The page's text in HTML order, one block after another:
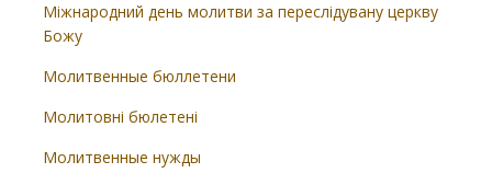
Міжнародний день молитви за переслідувану церкву
Божу
Молитвенные бюллетени
Молитовні бюлетені
Молитвенные нужды